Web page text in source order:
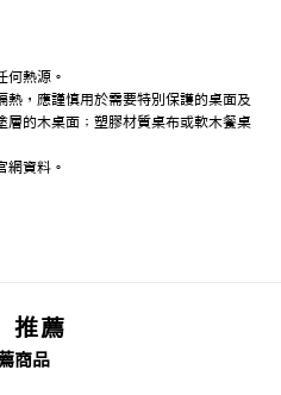
何熱源。
熱，應謹慎用於需要特別保護的桌面及
層的木桌面；塑膠材質桌布或軟木餐桌
網資料。
推薦
商品